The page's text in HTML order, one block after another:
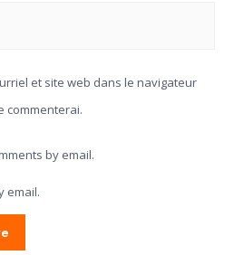
et site web dans le navigateur
commenterai.
by email.
email.